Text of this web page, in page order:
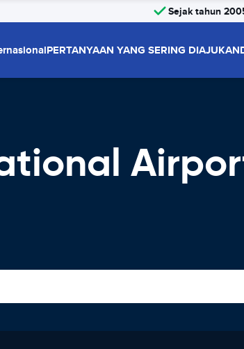
Sejak tahun
PERTANYAAN YANG SERING DIAJUKAN